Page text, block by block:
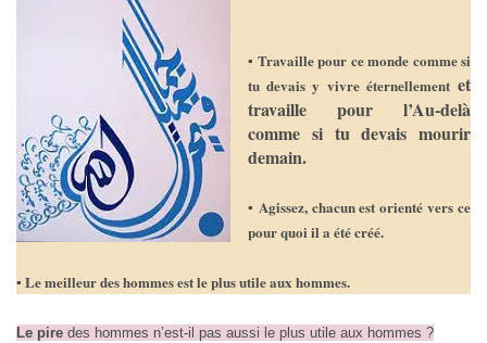
▪ Travaille pour ce monde comme si
tu devais y vivre éternellement et
travaille pour l’Au-delà
comme si tu devais mourir
demain.
▪ Agissez, chacun est orienté vers ce
pour quoi il a été créé.
▪ Le meilleur des hommes est le plus utile aux hommes.
Le pire des hommes n’est-il pas aussi le plus utile aux hommes ?